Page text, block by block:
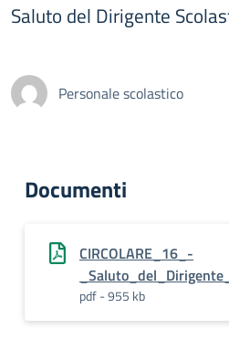
Saluto del Dirigente
Personale scolastico
Documenti
CIRCOLARE_16_-
pdf - 955 kb